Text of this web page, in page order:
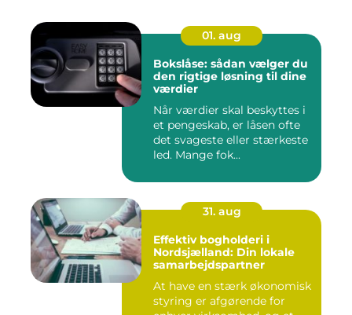
01. aug
Bokslåse: sådan vælger du
den rigtige løsning til dine
værdier
Når værdier skal beskyttes i
et pengeskab, er låsen ofte
det svageste eller stærkeste
led. Mange fok...
31. aug
Effektiv bogholderi i
Nordsjælland: Din lokale
samarbejdspartner
At have en stærk økonomisk
styring er afgørende for